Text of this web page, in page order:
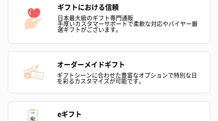
紅茶・コーヒー・スイーツ
紅茶・コーヒー・スイーツを同梱してお届けいたします。ギフト
への＋αにおすすめです。
ギフトにおける信頼
日本最大級のギフト専門通販
手厚いカスタマーサポートで柔軟な対応やバイヤー厳
選ギフトがございます。
オーダーメイドギフト
ギフトシーンに合わせた豊富なオプションで特別な日
を彩るカスタマイズが可能です。
eギフト